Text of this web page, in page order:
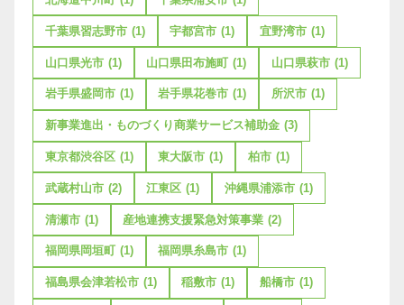
千葉県習志野市 (1) 宇都宮市 (1) 宜野湾市 (1)
山口県光市 (1) 山口県田布施町 (1) 山口県萩市 (1)
岩手県盛岡市 (1) 岩手県花巻市 (1) 所沢市 (1)
新事業進出・ものづくり商業サービス補助金 (3)
東京都渋谷区 (1) 東大阪市 (1) 柏市 (1)
武蔵村山市 (2) 江東区 (1) 沖縄県浦添市 (1)
清瀬市 (1) 産地連携支援緊急対策事業 (2)
福岡県岡垣町 (1) 福岡県糸島市 (1)
福島県会津若松市 (1) 稲敷市 (1) 船橋市 (1)